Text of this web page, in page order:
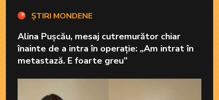
ȘTIRI MONDENE
Alina Pușcău, mesaj cutremurător chiar
înainte de a intra în operație: „Am intrat în
metastază. E foarte greu”